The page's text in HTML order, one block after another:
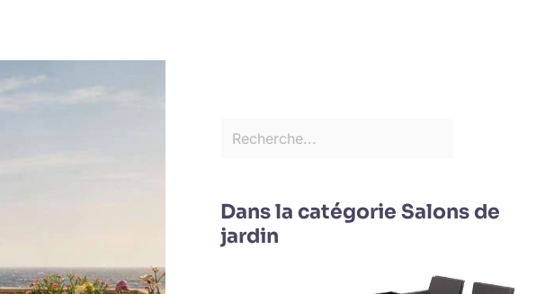
Dans la catégorie Salons de
jardin